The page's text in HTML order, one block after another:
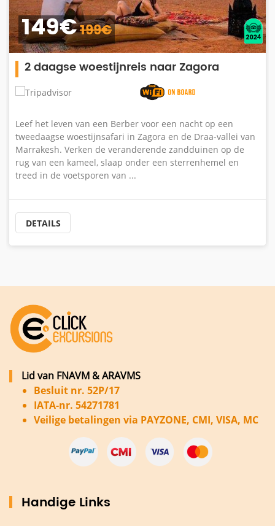
broek voor de kameelrit voor een comfortabele
trektocht in de Erg Chebbi-duinen.
Als je sandboarden wilt ervaren in de duinen
van Erg Chebbi, zijn er een paar zandplanken in
de lodge om mee te nemen naar het kamp.
Vraag er gewoon naar en indien beschikbaar,
krijgt u er een van 10 euro.
149€199€
2 daagse woestijnreis naar Zagora
Leef het leven van een Berber voor een nacht op een
tweedaagse woestijnsafari in Zagora en de Draa-vallei van
Marrakesh. Verken de veranderende zandduinen op de
rug van een kameel, slaap onder een sterrenhemel en
treed in de voetsporen van ...
DETAILS
Lid van FNAVM & ARAVMS
Besluit nr. 52P/17
IATA-nr. 54271781
Veilige betalingen via PAYZONE, CMI, VISA, MC
Handige Links